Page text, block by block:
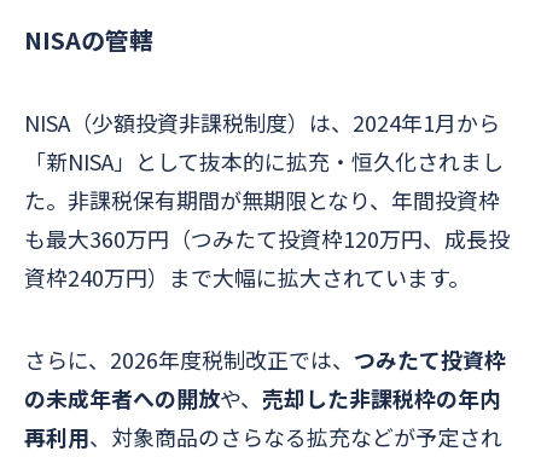
NISAの管轄
NISA（少額投資非課税制度）は、2024年1月から
「新NISA」として抜本的に拡充・恒久化されまし
た。非課税保有期間が無期限となり、年間投資枠
も最大360万円（つみたて投資枠120万円、成長投
資枠240万円）まで大幅に拡大されています。
さらに、2026年度税制改正では、 つみたて投資枠
の未成年者への開放や、 売却した非課税枠の年内
再利用、対象商品のさらなる拡充などが予定され